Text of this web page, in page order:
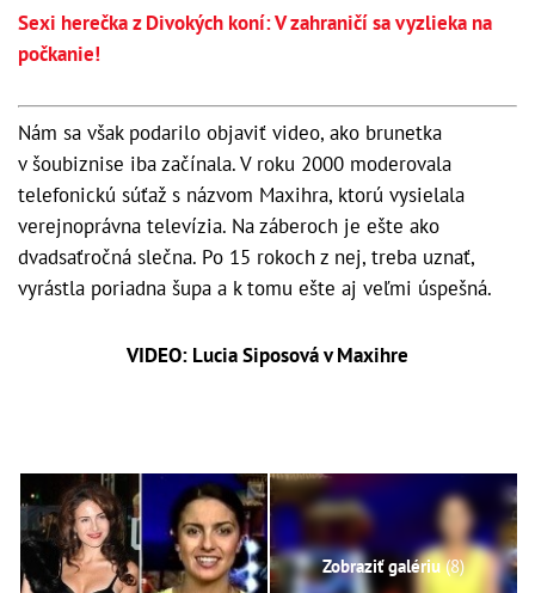
Sexi herečka z Divokých koní: V zahraničí sa vyzlieka na
počkanie!
Nám sa však podarilo objaviť video, ako brunetka
v šoubiznise iba začínala. V roku 2000 moderovala
telefonickú súťaž s názvom Maxihra, ktorú vysielala
verejnoprávna televízia. Na záberoch je ešte ako
dvadsaťročná slečna. Po 15 rokoch z nej, treba uznať,
vyrástla poriadna šupa a k tomu ešte aj veľmi úspešná.
VIDEO: Lucia Siposová v Maxihre
Zobraziť galériu(8)